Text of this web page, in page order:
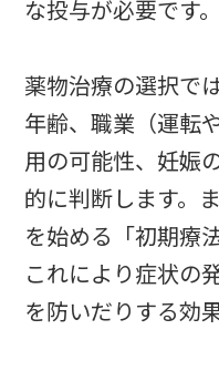
な投与が必要です。
薬物治療の選択で
年齢、職業（運転
用の可能性、妊娠
的に判断します。
を始める「初期療
これにより症状の
を防いだりする効